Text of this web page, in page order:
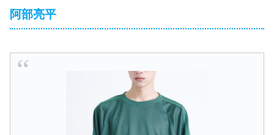
阿部亮平